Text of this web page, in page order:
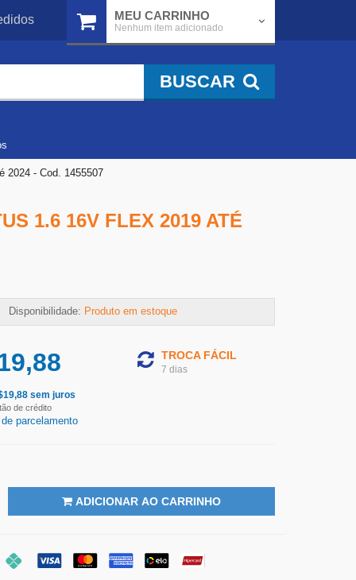
MEU CARRINHO
Nenhum item adicionado
BUSCAR
2024 - Cod. 1455507
1.6 16V FLEX 2019 ATÉ
Disponibilidade: Produto em estoque
19,88sem juros
de crédito
parcelamento
TROCA FÁCIL
7 dias
ADICIONAR AO CARRINHO